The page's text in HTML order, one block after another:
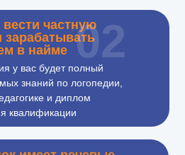
частную
зарабатывать
в найме
у вас будет полный
знаний по логопедии,
и диплом
квалификации
02